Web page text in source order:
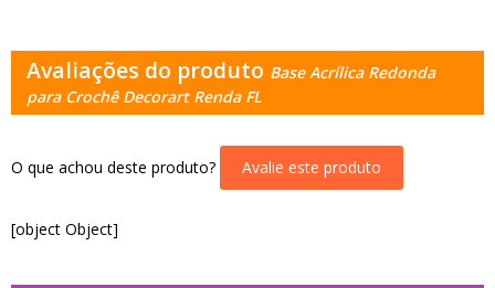
Avaliações do produto Base Acrílica Redonda
para Crochê Decorart Renda FL
O que achou deste produto? Avalie este produto
[object Object]